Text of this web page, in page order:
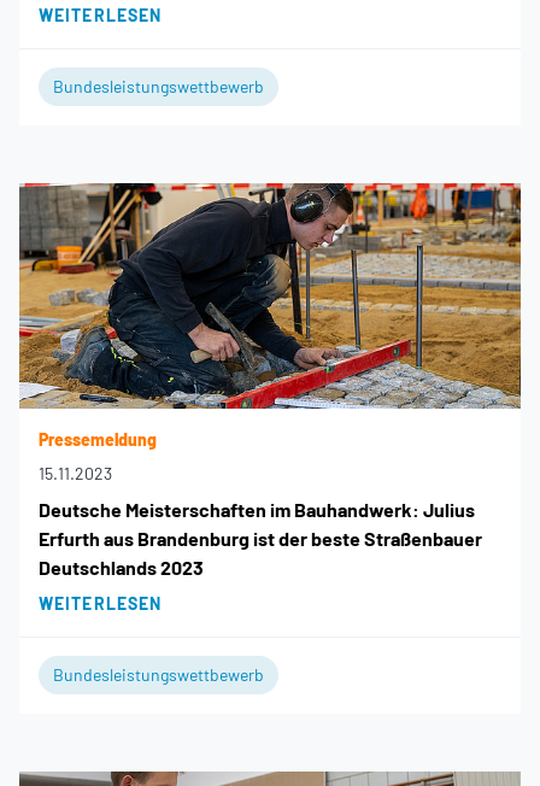
WEITERLESEN
Bundesleistungswettbewerb
Pressemeldung
15.11.2023
Deutsche Meisterschaften im Bauhandwerk: Julius
Erfurth aus Brandenburg ist der beste Straßenbauer
Deutschlands 2023
WEITERLESEN
Bundesleistungswettbewerb